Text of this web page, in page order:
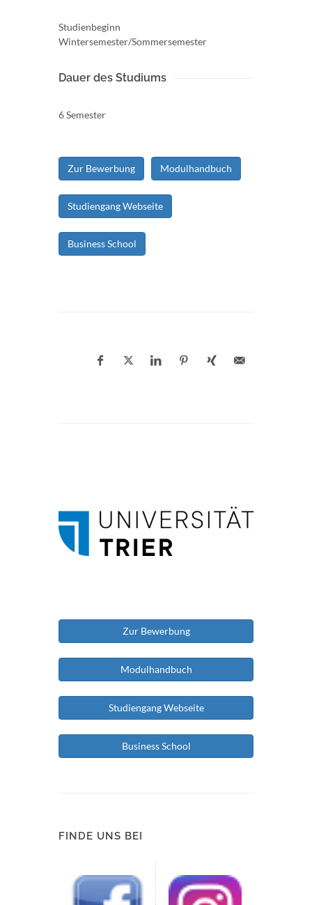
Studienbeginn
Wintersemester/Sommersemester
Dauer des Studiums
6 Semester
Zur Bewerbung Modulhandbuch
Studiengang Webseite
Business School
Zur Bewerbung
Modulhandbuch
Studiengang Webseite
Business School
FINDE UNS BEI